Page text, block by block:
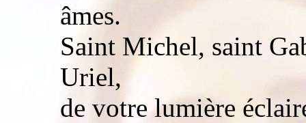
âmes.
Saint Michel, saint
Uriel,
de votre lumière